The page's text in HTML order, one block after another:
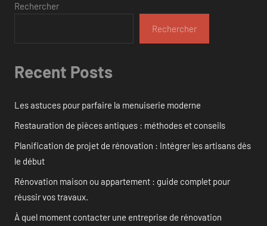
Rechercher
Rechercher
Recent Posts
Les astuces pour parfaire la menuiserie moderne
Restauration de pièces antiques : méthodes et conseils
Planification de projet de rénovation : Intégrer les artisans dès
le début
Rénovation maison ou appartement : guide complet pour
réussir vos travaux.
À quel moment contacter une entreprise de rénovation